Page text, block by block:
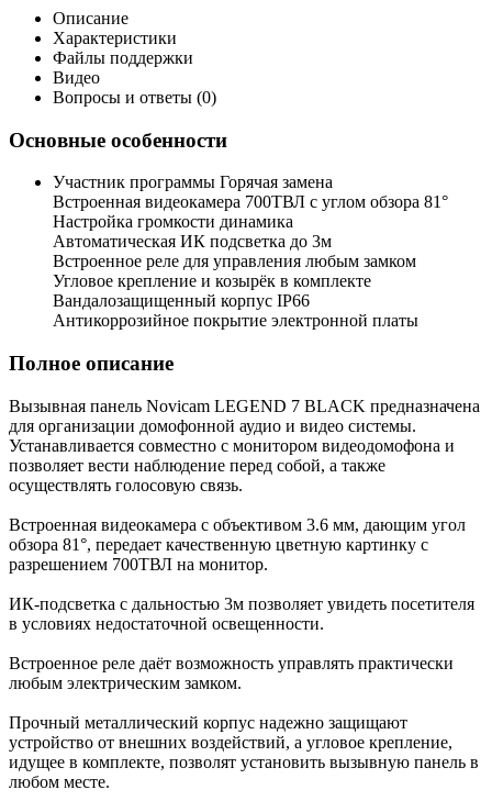
Описание
Характеристики
Файлы поддержки
Видео
Вопросы и ответы (0)
Основные особенности
Участник программы Горячая замена
Встроенная видеокамера 700ТВЛ с углом обзора 81°
Настройка громкости динамика
Автоматическая ИК подсветка до 3м
Встроенное реле для управления любым замком
Угловое крепление и козырёк в комплекте
Вандалозащищенный корпус IP66
Антикоррозийное покрытие электронной платы
Полное описание
Вызывная панель Novicam LEGEND 7 BLACK предназначена
для организации домофонной аудио и видео системы.
Устанавливается совместно с монитором видеодомофона и
позволяет вести наблюдение перед собой, а также
осуществлять голосовую связь.
Встроенная видеокамера с объективом 3.6 мм, дающим угол
обзора 81°, передает качественную цветную картинку c
разрешением 700ТВЛ на монитор.
ИК-подсветка с дальностью 3м позволяет увидеть посетителя
в условиях недостаточной освещенности.
Встроенное реле даёт возможность управлять практически
любым электрическим замком.
Прочный металлический корпус надежно защищают
устройство от внешних воздействий, а угловое крепление,
идущее в комплекте, позволят установить вызывную панель в
любом месте.